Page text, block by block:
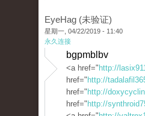
EyeHag (未验证)
星期一, 04/22/2019 - 11:40
永久连接
bgpmblbv
<a href=" http://
href=" http://
href=" http://
href=" http://